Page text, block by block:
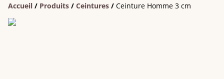
Accueil / Produits / Ceintures / Ceinture Homme 3 cm